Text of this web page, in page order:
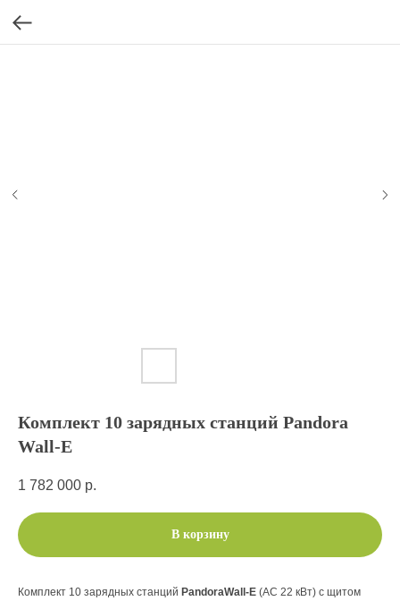
Комплект 10 зарядных станций Pandora
Wall-E
1 782 000 р.
В корзину
Комплект 10 зарядных станций PandoraWall-E (AC 22 кВт) с щитом